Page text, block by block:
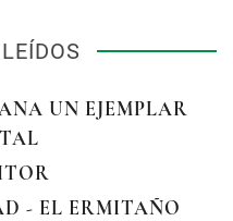
UN EJEMPLAR
- EL ERMITAÑO